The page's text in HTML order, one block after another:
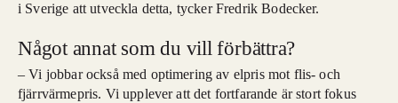
i Sverige att utveckla detta, tycker Fredrik Bodecker.
Något annat som du vill förbättra?
– Vi jobbar också med optimering av elpris mot flis- och
fjärrvärmepris. Vi upplever att det fortfarande är stort fokus